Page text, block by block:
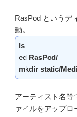
RasPod というデ
動。
ls
cd RasPod/
mkdir static/
アーティスト名等
ァイルをアップロ